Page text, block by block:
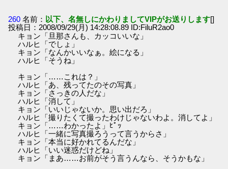
260 名前： 以下、名無しにかわりましてVIPがお送りします[]
投稿日：2008/09/29(月) 14:28:08.89 ID:FiluR2ao0
キョン「旦那さんも、カッコいいな」
ハルヒ「でしょ」
キョン「なんかいいなぁ。絵になる」
ハルヒ「そうね」
キョン「……これは？」
ハルヒ「あ、残ってたのその写真」
キョン「さっきの人だな」
ハルヒ「消して」
キョン「いいじゃないか。思い出だろ」
ハルヒ「撮りたくて撮ったわけじゃないわよ。消してよ」
キョン「……わかったよ」ﾋﾟｯ
ハルヒ「一緒に写真撮ろうって言うからさ」
キョン「本当に好かれてるんだな」
ハルヒ「いい迷惑だけどね」
キョン「まあ……お前がそう言うんなら、そうかもな」